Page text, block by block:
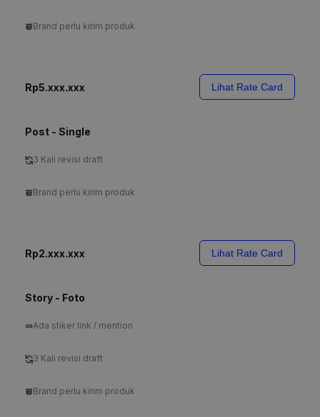
Brand perlu kirim produk
Rp5.xxx.xxx Lihat Rate Card
Post - Single
3 Kali revisi draft
Brand perlu kirim produk
Rp2.xxx.xxx Lihat Rate Card
Story - Foto
Ada stiker link / mention
3 Kali revisi draft
Brand perlu kirim produk